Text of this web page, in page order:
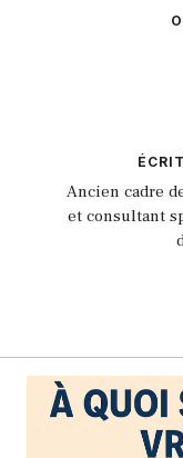
Ancien cadre
et consultant